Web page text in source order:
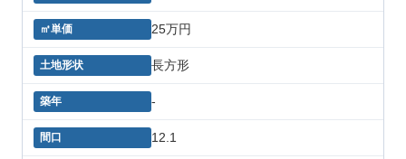
25万円
長方形
-
12.1